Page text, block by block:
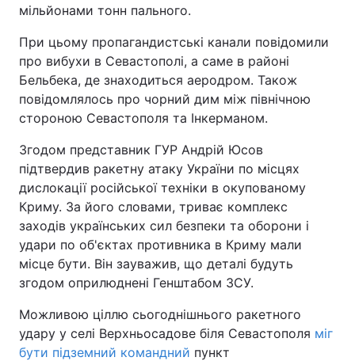
мільйонами тонн пального.
При цьому пропагандистські канали повідомили
про вибухи в Севастополі, а саме в районі
Бельбека, де знаходиться аеродром. Також
повідомлялось про чорний дим між північною
стороною Севастополя та Інкерманом.
Згодом представник ГУР Андрій Юсов
підтвердив ракетну атаку України по місцях
дислокації російської техніки в окупованому
Криму. За його словами, триває комплекс
заходів українських сил безпеки та оборони і
удари по об'єктах противника в Криму мали
місце бути. Він зауважив, що деталі будуть
згодом оприлюднені Генштабом ЗСУ.
Можливою ціллю сьогоднішнього ракетного
удару у селі Верхньосадове біля Севастополя міг
бути підземний командний пункт